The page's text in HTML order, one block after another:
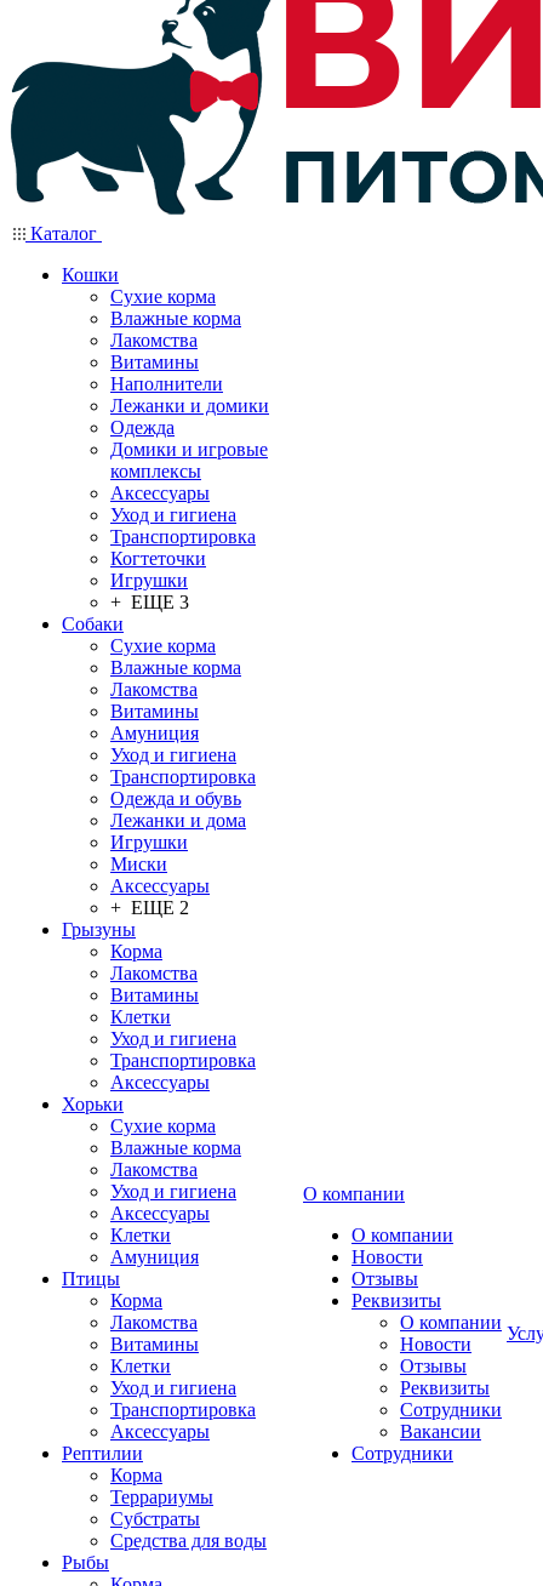
Каталог
Кошки
Сухие корма
Влажные корма
Лакомства
Витамины
Наполнители
Лежанки и домики
Одежда
Домики и игровые
комплексы
Аксессуары
Уход и гигиена
Транспортировка
Когтеточки
Игрушки
+ ЕЩЕ 3
Собаки
Сухие корма
Влажные корма
Лакомства
Витамины
Амуниция
Уход и гигиена
Транспортировка
Одежда и обувь
Лежанки и дома
Игрушки
Миски
Аксессуары
+ ЕЩЕ 2
Грызуны
Корма
Лакомства
Витамины
Клетки
Уход и гигиена
Транспортировка
Аксессуары
Хорьки
Сухие корма
Влажные корма
Лакомства
Уход и гигиена
Аксессуары
Клетки
Амуниция
Птицы
Корма
Лакомства
Витамины
Клетки
Уход и гигиена
Транспортировка
Аксессуары
Рептилии
Корма
Террариумы
Субстраты
Средства для воды
Рыбы
О компании
О компании
Новости
Отзывы
Реквизиты
О компании
Новости
Отзывы
Реквизиты
Сотрудники
Вакансии
Сотрудники